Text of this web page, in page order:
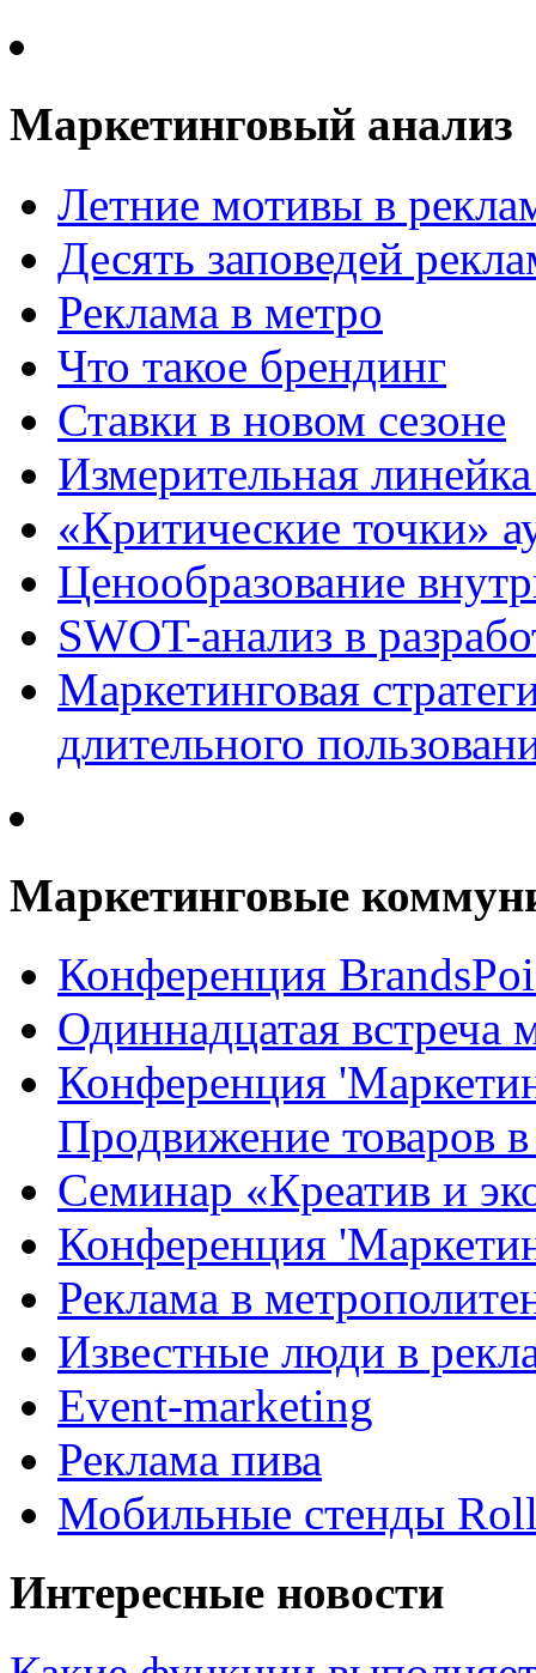
Маркетинговый анализ
Летние мотивы в
Десять заповедей
Реклама в метро
Что такое брендинг
Ставки в новом сезоне
Измерительная
«Критические точки»
Ценообразование
SWOT-анализ в
Маркетинговая
длительного
Маркетинговые
Конференция
Одиннадцатая
Конференция
Продвижение товаров
Семинар «Креатив и
Конференция
Реклама в
Известные люди в
Event-marketing
Реклама пива
Мобильные стенды
Интересные новости